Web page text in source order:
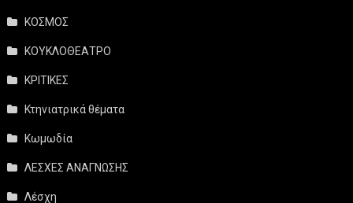
ΚΟΣΜΟΣ
ΚΟΥΚΛΟΘΕΑΤΡΟ
ΚΡΙΤΙΚΕΣ
Κτηνιατρικά θέματα
Κωμωδία
ΛΕΣΧΕΣ ΑΝΑΓΝΩΣΗΣ
Λέσχη